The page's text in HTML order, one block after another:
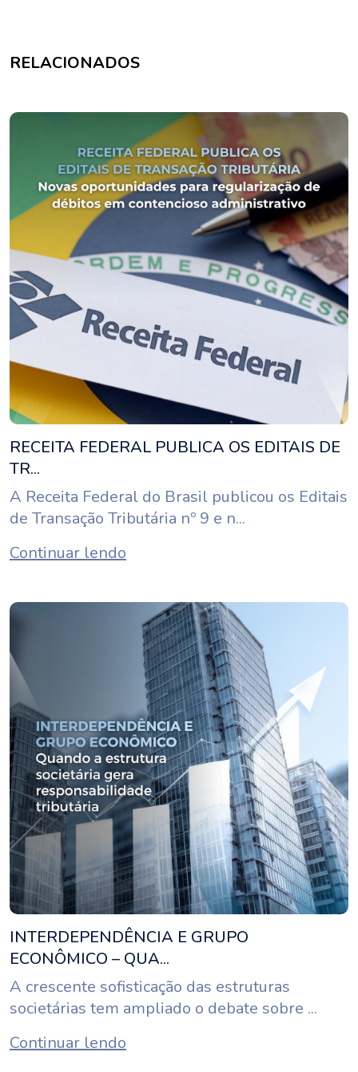
RELACIONADOS
RECEITA FEDERAL PUBLICA OS EDITAIS DE
TR...
A Receita Federal do Brasil publicou os Editais
de Transação Tributária nº 9 e n...
Continuar lendo
INTERDEPENDÊNCIA E GRUPO
ECONÔMICO – QUA...
A crescente sofisticação das estruturas
societárias tem ampliado o debate sobre ...
Continuar lendo